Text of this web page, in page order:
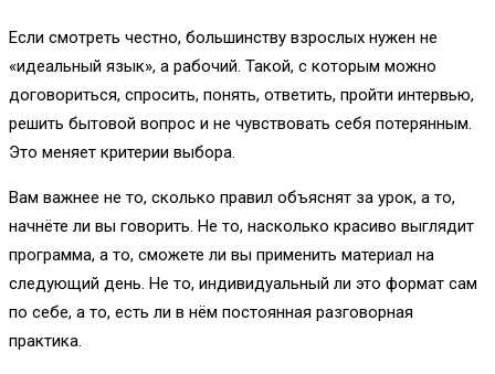
Если смотреть честно, большинству взрослых нужен не
«идеальный язык», а рабочий. Такой, с которым можно
договориться, спросить, понять, ответить, пройти интервью,
решить бытовой вопрос и не чувствовать себя потерянным.
Это меняет критерии выбора.
Вам важнее не то, сколько правил объяснят за урок, а то,
начнёте ли вы говорить. Не то, насколько красиво выглядит
программа, а то, сможете ли вы применить материал на
следующий день. Не то, индивидуальный ли это формат сам
по себе, а то, есть ли в нём постоянная разговорная
практика.